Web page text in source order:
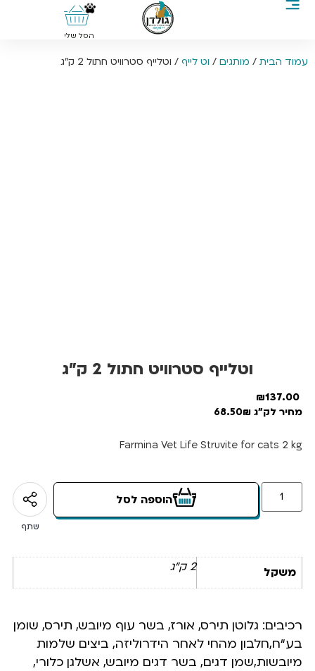
0
הסל שלי
עמוד הבית / מותגים / וט לייף / וטלייף סטרוויט חתול 2 ק”ג
וטלייף סטרוויט חתול 2 ק”ג
137.00
₪
מחיר לק"ג 68.50₪
Farmina Vet Life Struvite for cats 2 kg
הוספה לסל
שתף
משקל 2 ק"ג
רכיבים:‬ ‫גלוטן תירס, אורז, בשר עוף מיובש, תירס, שומן
בע“ח,‬חלבון מהחי לאחר הידרוליזה, ביצים שלמות
מיובשות,‬שמן דגים, בשר דגים מיובש, אשלגן כלורי,